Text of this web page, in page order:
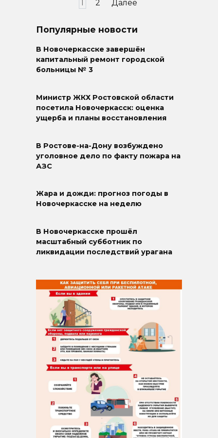
2 Далее
Популярные новости
В Новочеркасске завершён
капитальный ремонт городской
больницы № 3
Министр ЖКХ Ростовской области
посетила Новочеркасск: оценка
ущерба и планы восстановления
В Ростове-на-Дону возбуждено
уголовное дело по факту пожара на
АЗС
Жара и дожди: прогноз погоды в
Новочеркасске на неделю
В Новочеркасске прошёл
масштабный субботник по
ликвидации последствий урагана